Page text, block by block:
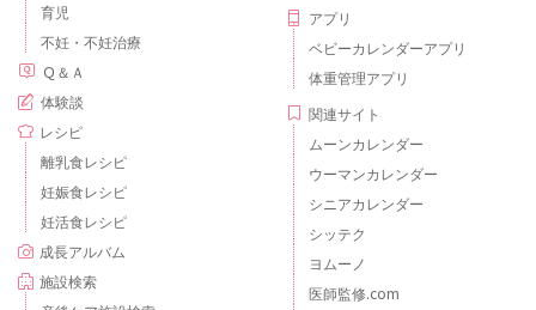
育児
不妊・不妊治療
Ｑ＆Ａ
体験談
レシピ
離乳食レシピ
妊娠食レシピ
妊活食レシピ
成長アルバム
施設検索
アプリ
ベビーカレンダーアプリ
体重管理アプリ
関連サイト
ムーンカレンダー
ウーマンカレンダー
シニアカレンダー
シッテク
ヨムーノ
医師監修.com